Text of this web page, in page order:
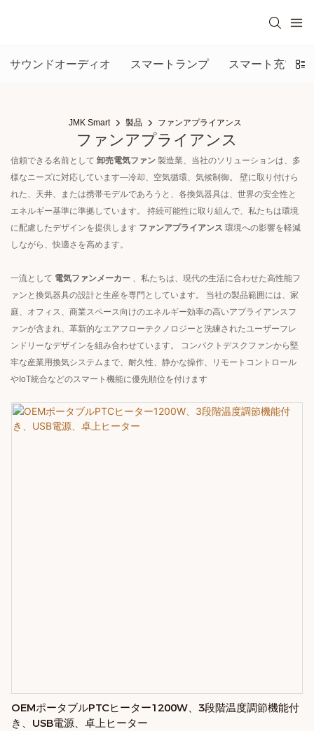
サウンドオーディオ スマートランプ スマート充電器
JMK Smart 製品 ファンアプライアンス
ファンアプライアンス
信頼できる名前として 卸売電気ファン 製造業、当社のソリューションは、多
様なニーズに対応しています—冷却、空気循環、気候制御。 壁に取り付けら
れた、天井、または携帯モデルであろうと、各換気器具は、世界の安全性と
エネルギー基準に準拠しています。 持続可能性に取り組んで、私たちは環境
に配慮したデザインを提供します ファンアプライアンス 環境への影響を軽減
しながら、快適さを高めます。
一流として 電気ファンメーカー 、私たちは、現代の生活に合わせた高性能フ
ァンと換気器具の設計と生産を専門としています。 当社の製品範囲には、家
庭、オフィス、商業スペース向けのエネルギー効率の高いアプライアンスフ
ァンが含まれ、革新的なエアフローテクノロジーと洗練されたユーザーフレ
ンドリーなデザインを組み合わせています。 コンパクトデスクファンから堅
牢な産業用換気システムまで、耐久性、静かな操作、リモートコントロール
やIoT統合などのスマート機能に優先順位を付けます
OEMポータブルPTCヒーター1200W、3段階温度調節機能付
き、USB電源、卓上ヒーター